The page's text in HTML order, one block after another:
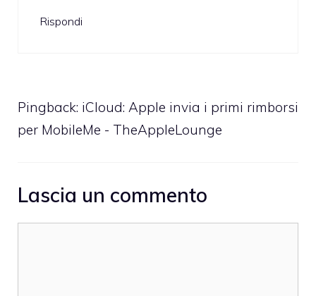
Rispondi
Pingback: iCloud: Apple invia i primi rimborsi
per MobileMe - TheAppleLounge
Lascia un commento